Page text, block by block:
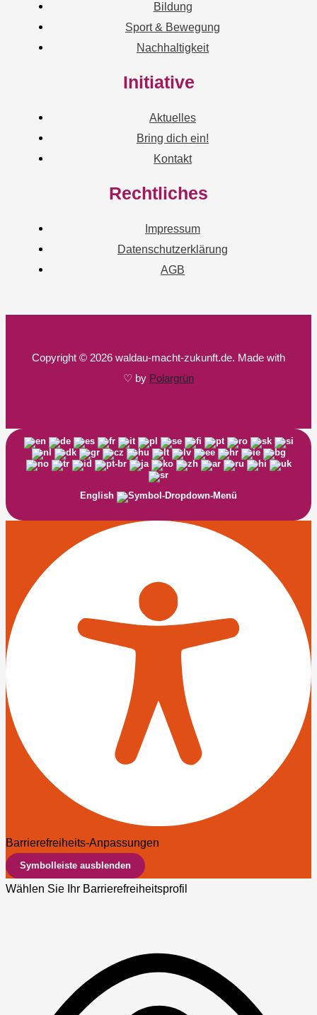
Bildung
Sport & Bewegung
Nachhaltigkeit
Initiative
Aktuelles
Bring dich ein!
Kontakt
Rechtliches
Impressum
Datenschutzerklärung
AGB
Copyright © 2026 waldau-macht-zukunft.de. Made with
♡ by Polargrün
English
Barrierefreiheits-Anpassungen
Symbolleiste ausblenden
Wählen Sie Ihr Barrierefreiheitsprofil